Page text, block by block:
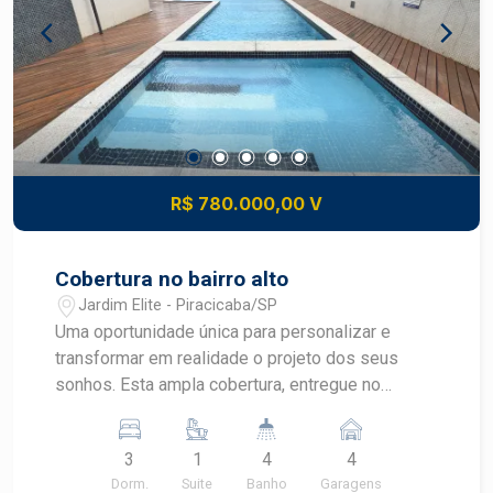
Piracicaba. Agende sua visita.
R$ 780.000,00 V
Cobertura no bairro alto
Jardim Elite - Piracicaba/SP
Uma oportunidade única para personalizar e
transformar em realidade o projeto dos seus
sonhos. Esta ampla cobertura, entregue no
proporcionando liberdade para criar ambientes
sofisticados e totalmente alinhados ao seu estilo
3
Dorm.
1
Suite
4
Banho
4
Garagens